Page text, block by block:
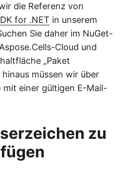
die Referenz von
for .NET in unserem
Sie daher im NuGet-
Cloud und
„Paket
hinaus müssen wir über
mit einer gültigen E-Mail-
zu